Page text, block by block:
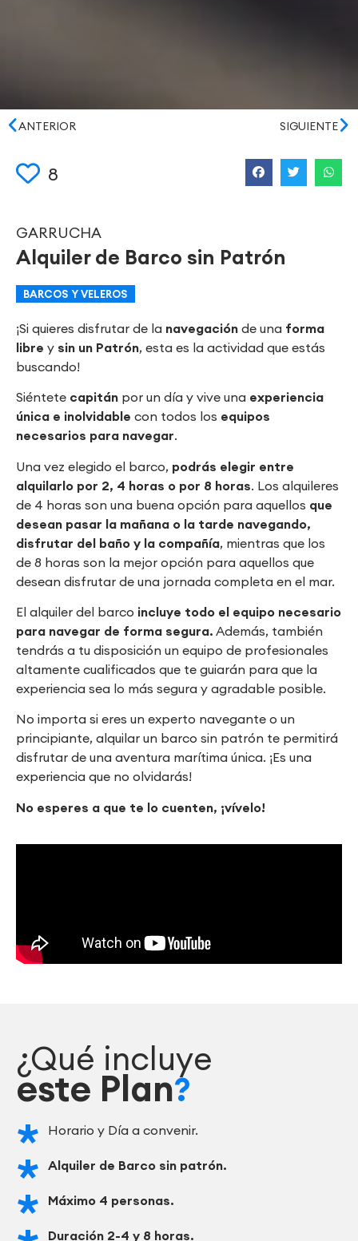
ANTERIOR SIGUIENTE
8
GARRUCHA
Alquiler de Barco sin Patrón
BARCOS Y VELEROS
¡Si quieres disfrutar de la navegación de una forma
libre y sin un Patrón, esta es la actividad que estás
buscando!
Siéntete capitán por un día y vive una experiencia
única e inolvidable con todos los equipos
necesarios para navegar.
Una vez elegido el barco, podrás elegir entre
alquilarlo por 2, 4 horas o por 8 horas. Los alquileres
de 4 horas son una buena opción para aquellos que
desean pasar la mañana o la tarde navegando,
disfrutar del baño y la compañía, mientras que los
de 8 horas son la mejor opción para aquellos que
desean disfrutar de una jornada completa en el mar.
El alquiler del barco incluye todo el equipo necesario
para navegar de forma segura. Además, también
tendrás a tu disposición un equipo de profesionales
altamente cualificados que te guiarán para que la
experiencia sea lo más segura y agradable posible.
No importa si eres un experto navegante o un
principiante, alquilar un barco sin patrón te permitirá
disfrutar de una aventura marítima única. ¡Es una
experiencia que no olvidarás!
No esperes a que te lo cuenten, ¡vívelo!
¿Qué incluye
este Plan?
Horario y Día a convenir.
Alquiler de Barco sin patrón.
Máximo 4 personas.
Duración 2-4 y 8 horas.